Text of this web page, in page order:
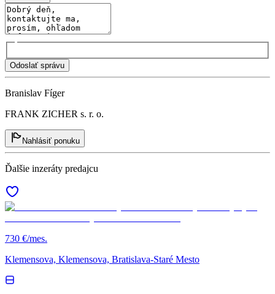
Odoslať správu
Branislav Fíger
FRANK ZICHER s. r. o.
Nahlásiť ponuku
Ďalšie inzeráty predajcu
730 €/mes.
Klemensova, Klemensova, Bratislava-Staré Mesto